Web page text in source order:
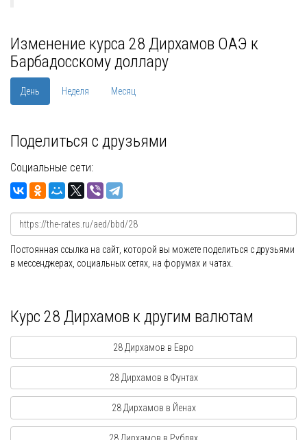
Изменение курса 28 Дирхамов ОАЭ к
Барбадосскому доллару
День Неделя Месяц
Поделиться с друзьями
Социальные сети:
Постоянная ссылка на сайт, которой вы можете поделиться с друзьями
в мессенджерах, социальных сетях, на форумах и чатах.
Курс 28 Дирхамов к другим валютам
28 Дирхамов в Евро
28 Дирхамов в Фунтах
28 Дирхамов в Йенах